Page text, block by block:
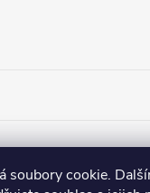
soubory cookie.